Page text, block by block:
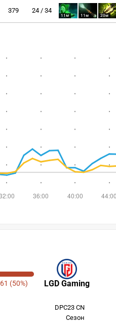
379 24 / 34
11м 11м 20м
LGD Gaming
61 (50%)
DPC23 CN
Сезон